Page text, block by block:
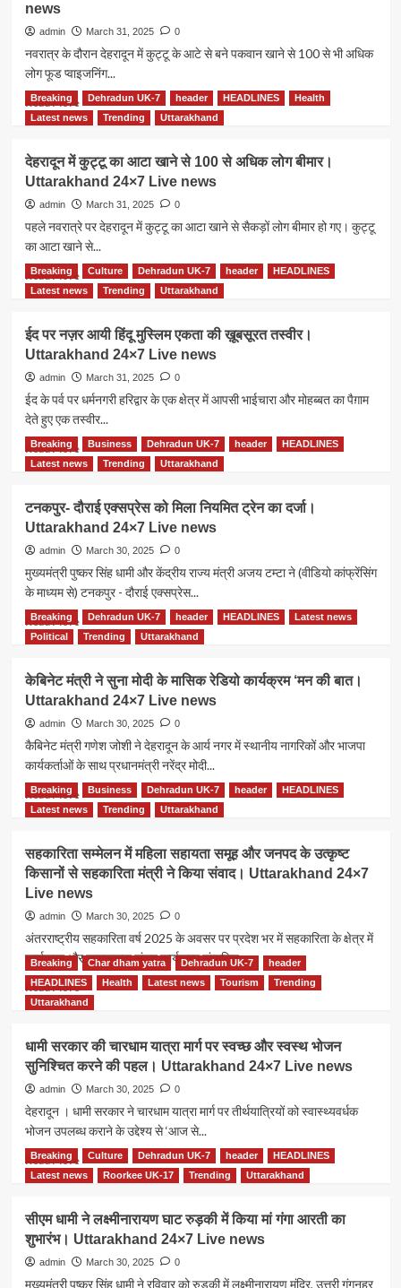
news
बर्द्धन
ने
पदभार
ग्रहण
किया।
Uttarakhand
24×7
news
news
admin March 31, 2025 0
नवरात्र के दौरान देहरादून में कुट्टू के आटे से बने पकवान खाने से 100 से भी अधिक
लोग फूड प्वाइजनिंग...
Read MoreRead
more
पर
सख्त
धामी
सरकार,
मुख्य
सप्लायर
और
दुकानदारों
दर्ज,
एफडीए
की
बड़ी
कार्रवाई।
Uttarakhand
24×7
Live
news
Breaking Dehradun UK-7 header HEADLINES
Health
Latest news
Trending Uttarakhand
देहरादून में कुट्टू का आटा खाने से 100 से अधिक लोग बीमार।
Uttarakhand 24×7 Live news
admin March 31, 2025 0
पहले नवरात्रे पर देहरादून में कुट्टू का आटा खाने से सैकड़ों लोग बीमार हो गए। कुट्टू
का आटा खाने से...
Read MoreRead
more
देहरादून
में
कुट्टू
का
आटा
से
100
से
बीमार।
Uttarakhand
24×7
news
Breaking Culture Dehradun UK-7 header
HEADLINES
Latest news
Trending Uttarakhand
ईद पर नज़र आयी हिंदू मुस्लिम एकता की ख़ूबसूरत तस्वीर।
Uttarakhand 24×7 Live news
admin March 31, 2025 0
ईद के पर्व पर धर्मनगरी हरिद्वार के एक क्षेत्र में आपसी भाईचारा और मोहब्बत का पैग़ाम
देते हुए एक तस्वीर...
Read MoreRead
more
ईद
पर
नज़र
आयी
एकता
की
ख़ूबसूरत
24×7
Live
news
Breaking Business Dehradun UK-7 header
HEADLINES
Latest news
Trending Uttarakhand
टनकपुर- दौराई एक्सप्रेस को मिला नियमित ट्रेन का दर्जा।
Uttarakhand 24×7 Live news
admin March 30, 2025 0
मुख्यमंत्री पुष्कर सिंह धामी और केंद्रीय राज्य मंत्री अजय टम्टा ने (वीडियो कांफ्रेंसिंग
के माध्यम से) टनकपुर - दौराई एक्सप्रेस...
Read MoreRead
more
टनकपुर-
दौराई
एक्सप्रेस
को
मिला
नियमित
ट्रेन
का
दर्जा।
Live
news
Breaking Dehradun UK-7 header HEADLINES
Latest news
Political
Trending Uttarakhand
केबिनेट मंत्री ने सुना मोदी के मासिक रेडियो कार्यक्रम ‘मन की बात।
Uttarakhand 24×7 Live news
admin March 30, 2025 0
कैबिनेट मंत्री गणेश जोशी ने देहरादून के आर्य नगर में स्थानीय नागरिकों और भाजपा
कार्यकर्ताओं के साथ प्रधानमंत्री नरेंद्र मोदी...
Read MoreRead
more
केबिनेट
मंत्री
ने
सुना
मोदी
मासिक
रेडियो
कार्यक्रम
‘मन
की
Uttarakhand
24×7
Live
Breaking Business Dehradun UK-7 header
HEADLINES
Latest news
Trending Uttarakhand
सहकारिता सम्मेलन में महिला सहायता समूह और जनपद के उत्कृष्ट
किसानों से सहकारिता मंत्री ने किया संवाद। Uttarakhand 24×7
Live news
admin March 30, 2025 0
अंतरराष्ट्रीय सहकारिता वर्ष 2025 के अवसर पर प्रदेश भर में सहकारिता के क्षेत्र में
कार्यक्रम और जागरूकता संवाद कार्यक्रम संचालित...
Read MoreRead
more
सहकारिता
सम्मेलन
में
महिला
सहायता
और
जनपद
के
से
सहकारिता
मंत्री
Breaking Char dham yatra Dehradun UK-7
header
HEADLINES
Health Latest news Tourism
Trending
Uttarakhand
धामी सरकार की चारधाम यात्रा मार्ग पर स्वच्छ और स्वस्थ भोजन
सुनिश्चित करने की पहल। Uttarakhand 24×7 Live news
admin March 30, 2025 0
देहरादून । धामी सरकार ने चारधाम यात्रा मार्ग पर तीर्थयात्रियों को स्वास्थ्यवर्धक
भोजन उपलब्ध कराने के उद्देश्य से ‘आज से...
Read MoreRead
more
धामी
सरकार
की
चारधाम
यात्रा
Breaking Culture Dehradun UK-7 header
HEADLINES
Latest news
Roorkee UK-17 Trending Uttarakhand
सीएम धामी ने लक्ष्मीनारायण घाट रुड़की में किया मां गंगा आरती का
शुभारंभ। Uttarakhand 24×7 Live news
admin March 30, 2025 0
मुख्यमंत्री पुष्कर सिंह धामी ने रविवार को रुड़की में लक्ष्मीनारायण मंदिर, उत्तरी गंगनहर